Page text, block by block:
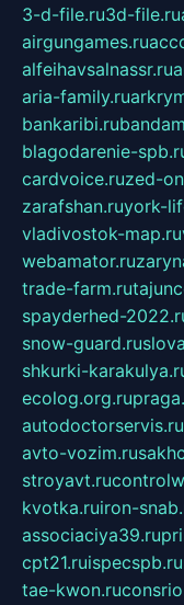
3-d-file.ru3d-file.ru
airgungames.ru
alfeihavsalnassr.ru
aria-family.ru
bankaribi.ru
blagodarenie-
cardvoice.ruzed-
zarafshan.ruyork-
vladivostok-map.ru
webamator.ru
trade-farm.ru
spayderhed-
snow-guard.ru
shkurki-
ecolog.org.ru
autodoctorservis.ru
avto-vozim.ru
stroyavt.ru
kvotka.ruiron-
associaciya39.ru
cpt21.ruispecspb.ru
tae-kwon.ru